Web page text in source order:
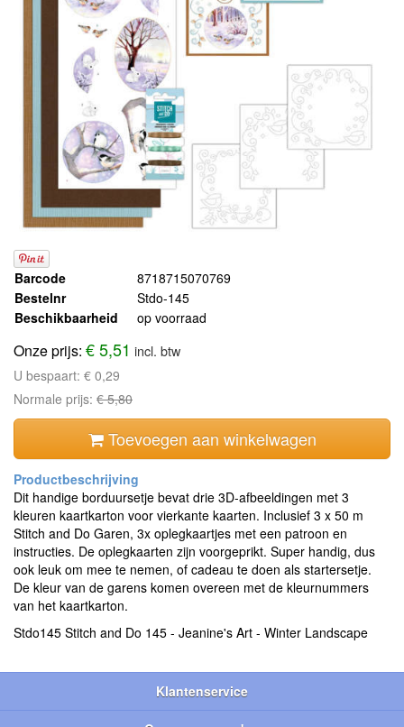
Barcode
8718715070769
Bestelnr
Stdo-145
Beschikbaarheid
op voorraad
Onze prijs: € 5,51 incl. btw
U bespaart: € 0,29
Normale prijs: € 5,80
Toevoegen aan winkelwagen
Dit handige borduursetje bevat drie 3D-afbeeldingen met 3
kleuren kaartkarton voor vierkante kaarten. Inclusief 3 x 50 m
Stitch and Do Garen, 3x oplegkaartjes met een patroon en
instructies. De oplegkaarten zijn voorgeprikt. Super handig, dus
ook leuk om mee te nemen, of cadeau te doen als startersetje.
De kleur van de garens komen overeen met de kleurnummers
van het kaartkarton.
Stdo145 Stitch and Do 145 - Jeanine's Art - Winter Landscape
Klantenservice